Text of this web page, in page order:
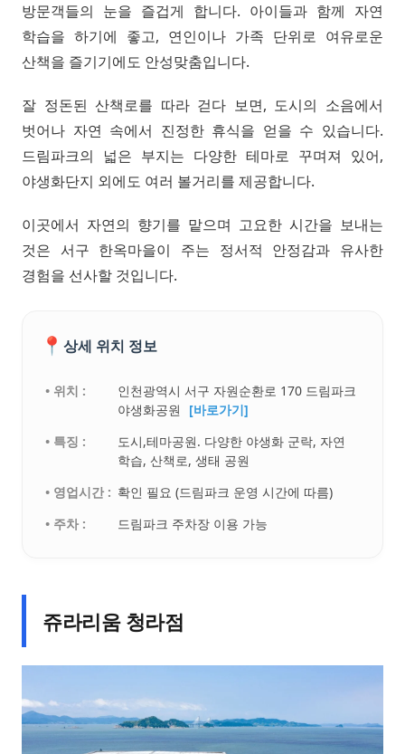
방문객들의 눈을 즐겁게 합니다. 아이들과 함께 자연
학습을 하기에 좋고, 연인이나 가족 단위로 여유로운
산책을 즐기기에도 안성맞춤입니다.
잘 정돈된 산책로를 따라 걷다 보면, 도시의 소음에서
벗어나 자연 속에서 진정한 휴식을 얻을 수 있습니다.
드림파크의 넓은 부지는 다양한 테마로 꾸며져 있어,
야생화단지 외에도 여러 볼거리를 제공합니다.
이곳에서 자연의 향기를 맡으며 고요한 시간을 보내는
것은 서구 한옥마을이 주는 정서적 안정감과 유사한
경험을 선사할 것입니다.
📍 상세 위치 정보
• 위치 :
인천광역시 서구 자원순환로 170 드림파크
야생화공원
[바로가기]
• 특징 :
도시,테마공원. 다양한 야생화 군락, 자연
학습, 산책로, 생태 공원
• 영업시간 : 확인 필요 (드림파크 운영 시간에 따름)
• 주차 :
드림파크 주차장 이용 가능
쥬라리움 청라점